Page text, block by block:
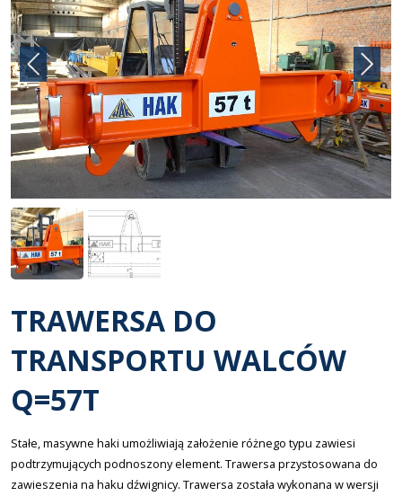
TRAWERSA DO
TRANSPORTU WALCÓW
Q=57T
Stałe, masywne haki umożliwiają założenie różnego typu zawiesi
podtrzymujących podnoszony element. Trawersa przystosowana do
zawieszenia na haku dźwignicy. Trawersa została wykonana w wersji